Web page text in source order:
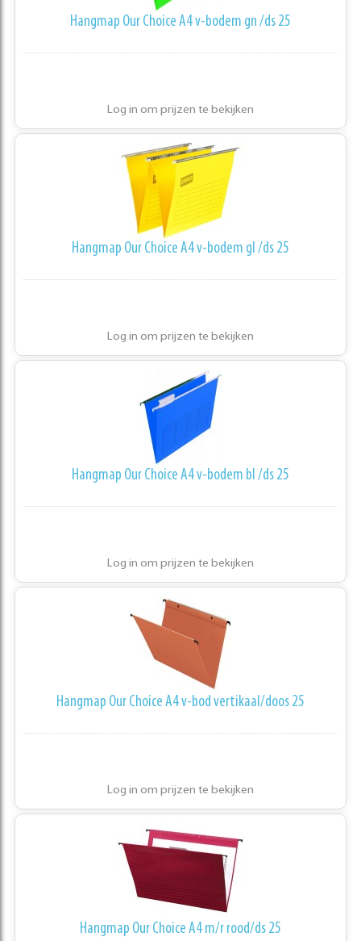
Hangmap Our Choice A4 v-bodem gn /ds 25
Log in om prijzen te bekijken
Hangmap Our Choice A4 v-bodem gl /ds 25
Log in om prijzen te bekijken
Hangmap Our Choice A4 v-bodem bl /ds 25
Log in om prijzen te bekijken
Hangmap Our Choice A4 v-bod vertikaal/doos 25
Log in om prijzen te bekijken
Hangmap Our Choice A4 m/r rood/ds 25